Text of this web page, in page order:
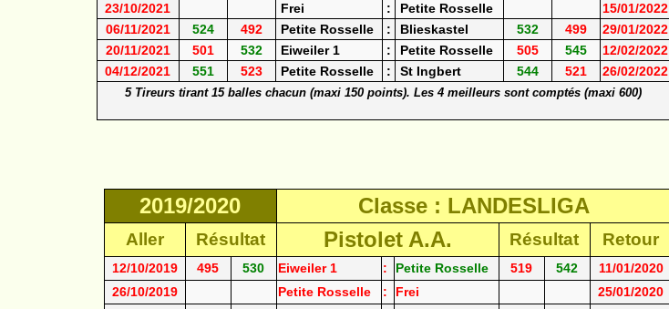
23/10/2021
Frei : Petite Rosselle
15/01/2022
06/11/2021
524 492 Petite Rosselle : Blieskastel 532 499
29/01/2022
20/11/2021
501 532 Eiweiler 1 : Petite Rosselle 505 545
12/02/2022
04/12/2021
551 523 Petite Rosselle : St Ingbert 544 521 26/02/2022
5 Tireurs tirant 15 balles chacun (maxi 150 points). Les 4 meilleurs sont comptés (maxi 600)
2019/2020 Classe : LANDESLIGA
Aller Résultat Pistolet A.A. Résultat Retour
12/10/2019 495 530 Eiweiler 1 : Petite Rosselle 519 542
11/01/2020
26/10/2019
Petite Rosselle : Frei 25/01/2020